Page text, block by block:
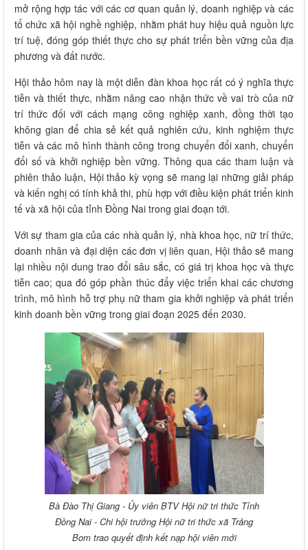
mở rộng hợp tác với các cơ quan quản lý, doanh nghiệp và các
tổ chức xã hội nghề nghiệp, nhằm phát huy hiệu quả nguồn lực
trí tuệ, đóng góp thiết thực cho sự phát triển bền vững của địa
phương và đất nước.
Hội thảo hôm nay là một diễn đàn khoa học rất có ý nghĩa thực
tiễn và thiết thực, nhằm nâng cao nhận thức về vai trò của nữ
trí thức đối với cách mạng công nghiệp xanh, đồng thời tạo
không gian để chia sẻ kết quả nghiên cứu, kinh nghiệm thực
tiễn và các mô hình thành công trong chuyển đổi xanh, chuyển
đổi số và khởi nghiệp bền vững. Thông qua các tham luận và
phiên thảo luận, Hội thảo kỳ vọng sẽ mang lại những giải pháp
và kiến nghị có tính khả thi, phù hợp với điều kiện phát triển kinh
tế và xã hội của tỉnh Đồng Nai trong giai đoạn tới.
Với sự tham gia của các nhà quản lý, nhà khoa học, nữ trí thức,
doanh nhân và đại diện các đơn vị liên quan, Hội thảo sẽ mang
lại nhiều nội dung trao đổi sâu sắc, có giá trị khoa học và thực
tiễn cao; qua đó góp phần thúc đẩy việc triển khai các chương
trình, mô hình hỗ trợ phụ nữ tham gia khởi nghiệp và phát triển
kinh doanh bền vững trong giai đoạn 2025 đến 2030.
Bà Đào Thị Giang - Ủy viên BTV Hội nữ tri thức Tỉnh
Đồng Nai - Chi hội trưởng Hội nữ tri thức xã Trảng
Bom trao quyết định kết nạp hội viên mới